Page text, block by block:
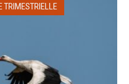
TRIMESTRIELLE